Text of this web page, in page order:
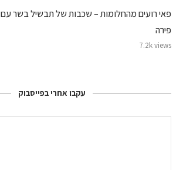
פאי רועים מהחלומות – שכבות של תבשיל בשר עם
פירה
7.2k views
עקבו אחרי בפייסבוק